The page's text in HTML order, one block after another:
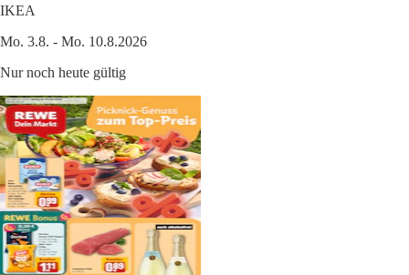
IKEA
Mo. 3.8. - Mo. 10.8.2026
Nur noch heute gültig